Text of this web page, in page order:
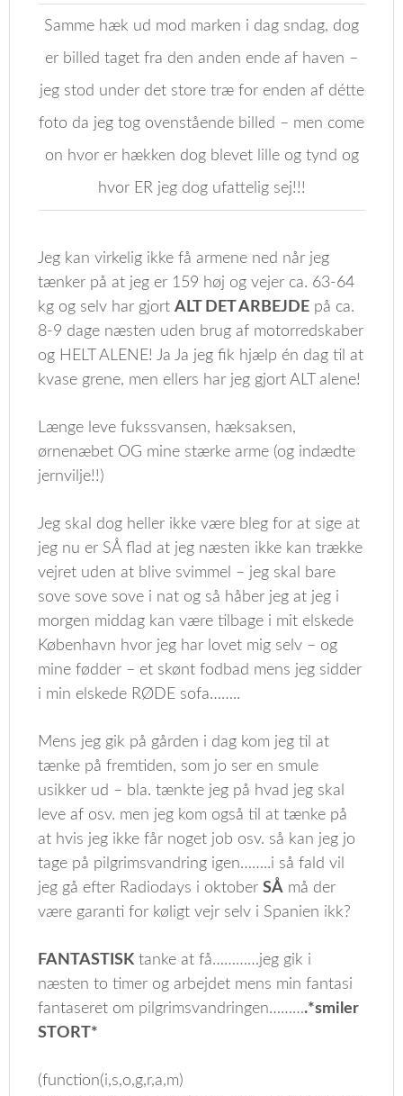
Samme hæk ud mod marken i dag sndag, dog
er billed taget fra den anden ende af haven –
jeg stod under det store træ for enden af détte
foto da jeg tog ovenstående billed – men come
on hvor er hækken dog blevet lille og tynd og
hvor ER jeg dog ufattelig sej!!!
Jeg kan virkelig ikke få armene ned når jeg
tænker på at jeg er 159 høj og vejer ca. 63-64
kg og selv har gjortALT DET ARBEJDE på ca.
8-9 dage næsten uden brug af motorredskaber
og HELT ALENE! Ja Ja jeg fik hjælp én dag til at
kvase grene, men ellers har jeg gjort ALT alene!
Længe leve fukssvansen, hæksaksen,
ørnenæbet OG mine stærke arme (og indædte
jernvilje!!)
Jeg skal dog heller ikke være bleg for at sige at
jeg nu er SÅ flad at jeg næsten ikke kan trække
vejret uden at blive svimmel – jeg skal bare
sove sove sove i nat og så håber jeg at jeg i
morgen middag kan være tilbage i mit elskede
København hvor jeg har lovet mig selv – og
mine fødder – et skønt fodbad mens jeg sidder
i min elskede RØDE sofa……..
Mens jeg gik på gården i dag kom jeg til at
tænke på fremtiden, som jo ser en smule
usikker ud – bla. tænkte jeg på hvad jeg skal
leve af osv. men jeg kom også til at tænke på
at hvis jeg ikke får noget job osv. så kan jeg jo
tage på pilgrimsvandring igen……..i så fald vil
jeg gå efter Radiodays i oktoberSÅ må der
være garanti for køligt vejr selv i Spanien ikk?
FANTASTISKtanke at få…………jeg gik i
næsten to timer og arbejdet mens min fantasi
fantaseret om pilgrimsvandringen……….*smiler
STORT*
(function(i,s,o,g,r,a,m)